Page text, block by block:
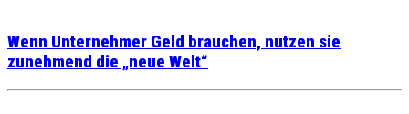
Wenn Unternehmer Geld brauchen, nutzen sie
zunehmend die „neue Welt“